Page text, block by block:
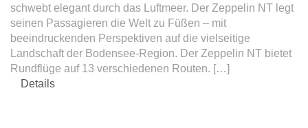
schwebt elegant durch das Luftmeer. Der Zeppelin NT legt
seinen Passagieren die Welt zu Füßen – mit
beeindruckenden Perspektiven auf die vielseitige
Landschaft der Bodensee-Region. Der Zeppelin NT bietet
Rundflüge auf 13 verschiedenen Routen. […]
Details